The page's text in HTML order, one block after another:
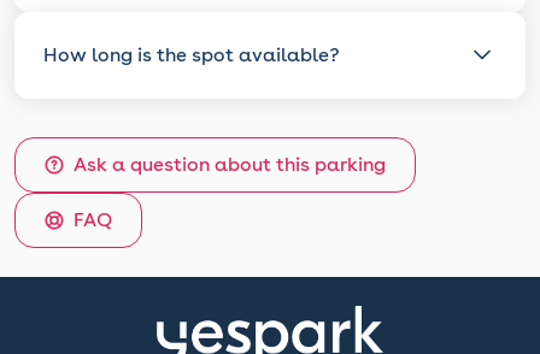
How long is the spot available?
Ask a question about this parking
FAQ